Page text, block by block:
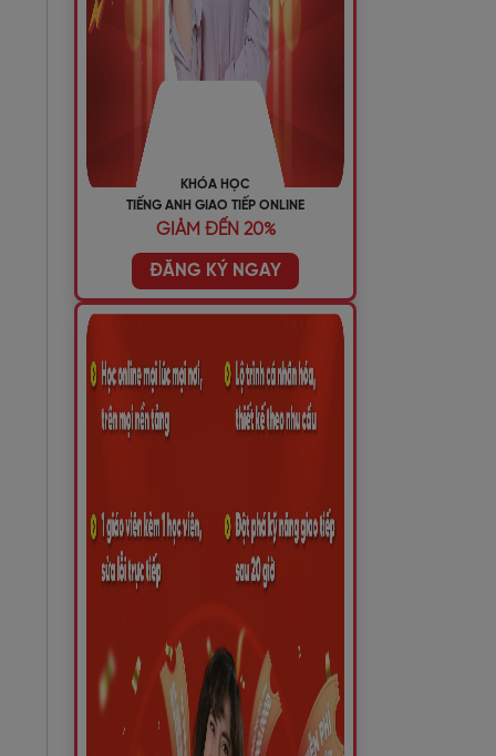
KHÓA HỌC
TIẾNG ANH GIAO TIẾP ONLINE
GIẢM ĐẾN 20%
ĐĂNG KÝ NGAY